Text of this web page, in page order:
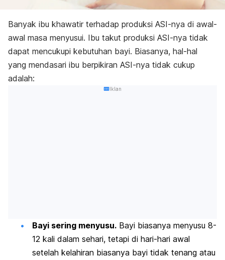
Banyak ibu khawatir terhadap produksi ASI-nya di awal-
awal masa menyusui. Ibu takut produksi ASI-nya tidak
dapat mencukupi kebutuhan bayi. Biasanya, hal-hal
yang mendasari ibu berpikiran ASI-nya tidak cukup
adalah:
Iklan
Bayi sering menyusu. Bayi biasanya menyusu 8-
12 kali dalam sehari, tetapi di hari-hari awal
setelah kelahiran biasanya bayi tidak tenang atau